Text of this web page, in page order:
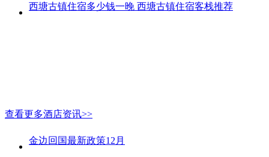
西塘古镇住宿多少钱一晚 西塘古镇住宿客栈推荐
查看更多酒店资讯>>
金边回国最新政策12月